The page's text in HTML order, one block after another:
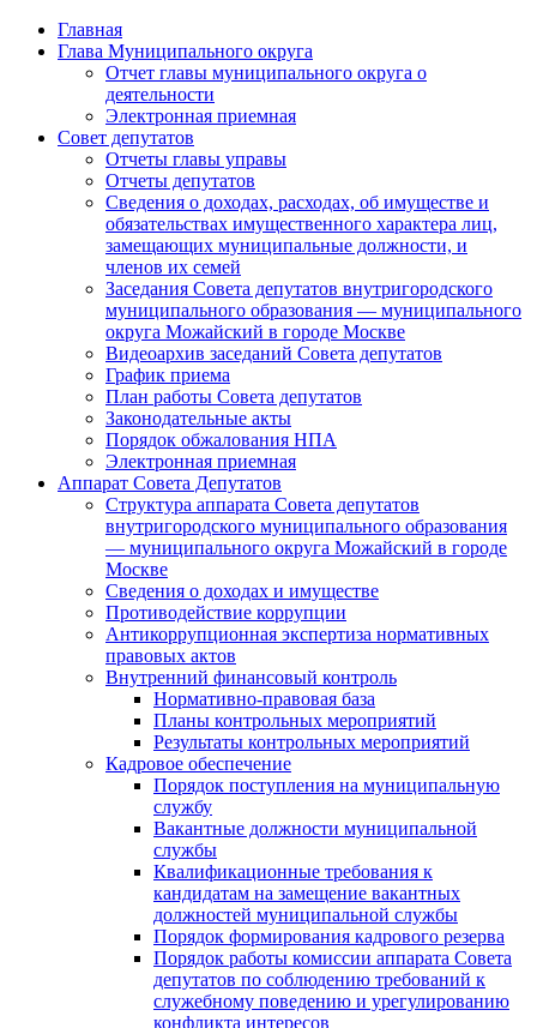
Главная
Глава Муниципального округа
Отчет главы муниципального округа о
деятельности
Электронная приемная
Совет депутатов
Отчеты главы управы
Отчеты депутатов
Сведения о доходах, расходах, об имуществе и
обязательствах имущественного характера лиц,
замещающих муниципальные должности, и
членов их семей
Заседания Совета депутатов внутригородского
муниципального образования — муниципального
округа Можайский в городе Москве
Видеоархив заседаний Совета депутатов
График приема
План работы Совета депутатов
Законодательные акты
Порядок обжалования НПА
Электронная приемная
Аппарат Совета Депутатов
Структура аппарата Совета депутатов
внутригородского муниципального образования
— муниципального округа Можайский в городе
Москве
Сведения о доходах и имуществе
Противодействие коррупции
Антикоррупционная экспертиза нормативных
правовых актов
Внутренний финансовый контроль
Нормативно-правовая база
Планы контрольных мероприятий
Результаты контрольных мероприятий
Кадровое обеспечение
Порядок поступления на муниципальную
службу
Вакантные должности муниципальной
службы
Квалификационные требования к
кандидатам на замещение вакантных
должностей муниципальной службы
Порядок формирования кадрового резерва
Порядок работы комиссии аппарата Совета
депутатов по соблюдению требований к
служебному поведению и урегулированию
конфликта интересов